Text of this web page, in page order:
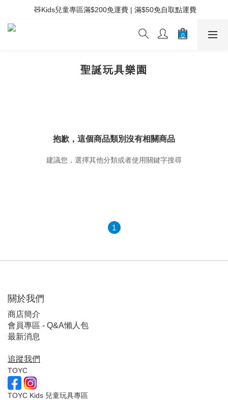
⚡滿$400免運費 | 滿$200免Easy Trade自取點運費
🧸Kids兒童專區滿$200免運費 | 滿$50免自取點運費
⚡滿$400免運費 | 滿$200免Easy Trade自取點運費
聖誕玩具樂園
抱歉，這個商品類別沒有相關商品
建議您，選擇其他分類或者使用關鍵字搜尋
1
關於我們
商店簡介
會員專區 - Q&A懶人包
最新消息
追蹤我們
TOYC
TOYC Kids 兒童玩具專區